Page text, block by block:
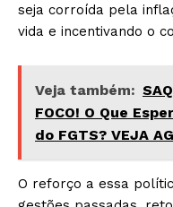
seja corroída pela
vida e incentivando o
Veja também:
FOCO! O Que
do FGTS? VEJA
O reforço a essa